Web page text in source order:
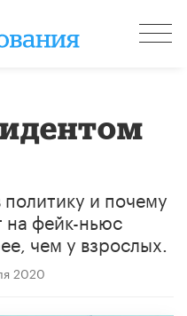
и почему
фейк-ньюс
чем у взрослых.
2020